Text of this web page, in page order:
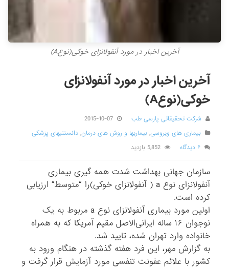
آخرین اخبار در مورد آنفولانزای خوکی(نوعA)
آخرین اخبار در مورد آنفولانزای
خوکی(نوعA)
شرکت تحقیقاتی پارسی طب
2015-10-07
بیماری های ویروسی,بیماریها و روش های درمان,دانستنیهای پزشکی
۶ دیدگاه
5,852 بازدید
سازمان جهانی بهداشت شدت همه گیری بیماری
آنفولانزای نوع a ( آنفولانزای خوکی)را “متوسط” ارزیابی
کرده است.
اولین مورد بیماری آنفولانزای نوع a مربوط به یک
نوجوان ۱۶ ساله ایرانی‌الاصل مقیم آمریکا که به همراه
خانواده وارد تهران شده، تایید شد.
به گزارش مهر، این فرد هفته گذشته در هنگام ورود به
کشور با علائم عفونت تنفسی مورد آزمایش قرار گرفت و